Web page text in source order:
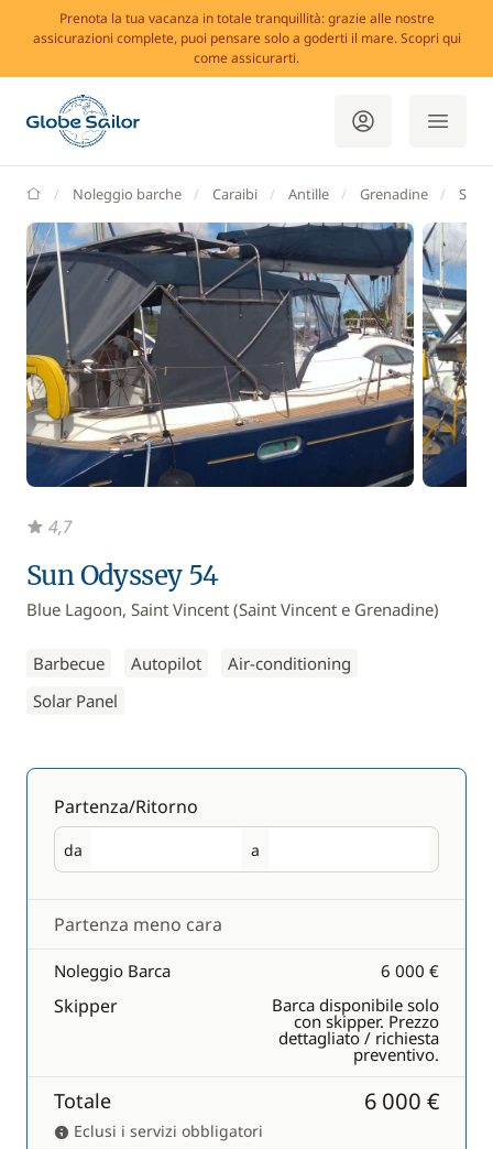
Prenota la tua vacanza in totale tranquillità: grazie alle nostre
assicurazioni complete, puoi pensare solo a goderti il mare. Scopri qui
come assicurarti.
GlobeSailor
Noleggio barche Caraibi Antille Grenadine
Sun Odyssey 54
Blue Lagoon, Saint Vincent (Saint Vincent e Grenadine)
Barbecue Autopilot
Air-conditioning
Solar Panel
4,7
Partenza/Ritorno
da
Partenza a
Ritorno
Partenza meno cara
Noleggio Barca 6 000 €
Skipper Barca disponibile solo
con skipper. Prezzo
dettagliato / richiesta
preventivo.
Totale 6 000 €
Eclusi i servizi obbligatori